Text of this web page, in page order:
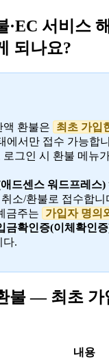
·EC 서비스
되나요?
액 환불은
최초 가입
에서만 접수 가능합
로그인 시 환불 메뉴
드센스 워드프레스)
소/환불로 접수합니
금주는
가입자 명의
금확인증(이체확인
다.
불 — 최초 가
내용